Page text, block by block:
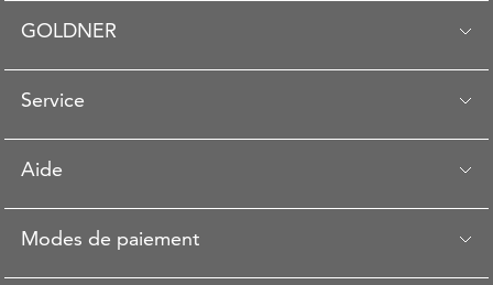
GOLDNER
Service
Aide
Modes de paiement